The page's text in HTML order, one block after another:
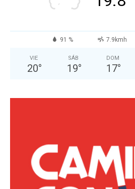
91 % 7.9kmh
VIE
20°
SÁB
19°
DOM
17°